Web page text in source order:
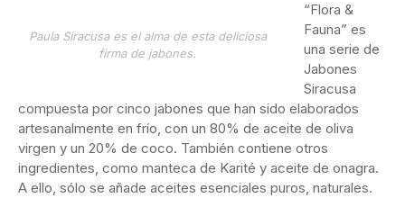
Paula Siracusa es el alma de esta deliciosa
firma de jabones.
“Flora &
Fauna” es
una serie de
Jabones
Siracusa
compuesta por cinco jabones que han sido elaborados
artesanalmente en frío, con un 80% de aceite de oliva
virgen y un 20% de coco. También contiene otros
ingredientes, como manteca de Karité y aceite de onagra.
A ello, sólo se añade aceites esenciales puros, naturales.